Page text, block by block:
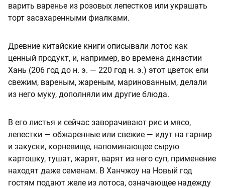
варить варенье из розовых лепестков или украшать
торт засахаренными фиалками.
Древние китайские книги описывали лотос как
ценный продукт, и, например, во времена династии
Хань (206 год до н. э. — 220 год н. э.) этот цветок ели
свежим, вареным, жареным, маринованным, делали
из него муку, дополняли им другие блюда.
В его листья и сейчас заворачивают рис и мясо,
лепестки — обжаренные или свежие — идут на гарнир
и закуски, корневище, напоминающее сырую
картошку, тушат, жарят, варят из него суп, применение
находят даже семенам. В Ханчжоу на Новый год
гостям подают желе из лотоса, означающее надежду